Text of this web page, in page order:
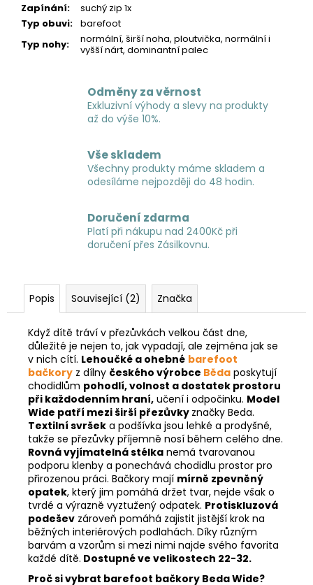
Zapínání:
suchý zip 1x
Typ obuvi: barefoot
Typ nohy:
normální, širší noha, ploutvička, normální i
vyšší nárt, dominantní palec
Odměny za věrnost
Exkluzivní výhody a slevy na produkty
až do výše 10%.
Vše skladem
Všechny produkty máme skladem a
odesíláme nejpozději do 48 hodin.
Doručení zdarma
Platí při nákupu nad 2400Kč při
doručení přes Zásilkovnu.
Popis Související (2) Značka
Když dítě tráví v přezůvkách velkou část dne,
důležité je nejen to, jak vypadají, ale zejména jak se
v nich cítí. Lehoučké a ohebné barefoot
bačkory z dílny českého výrobce Běda poskytují
chodidlům pohodlí, volnost a dostatek prostoru
při každodenním hraní, učení i odpočinku. Model
Wide patří mezi širší přezůvky značky Beda.
Textilní svršek a podšívka jsou lehké a prodyšné,
takže se přezůvky příjemně nosí během celého dne.
Rovná vyjímatelná stélka nemá tvarovanou
podporu klenby a ponechává chodidlu prostor pro
přirozenou práci. Bačkory mají mírně zpevněný
opatek, který jim pomáhá držet tvar, nejde však o
tvrdé a výrazně vyztužený odpatek. Protiskluzová
podešev zároveň pomáhá zajistit jistější krok na
běžných interiérových podlahách. Díky různým
barvám a vzorům si mezi nimi najde svého favorita
každé dítě. Dostupné ve velikostech 22-32.
Proč si vybrat barefoot bačkory Beda Wide?